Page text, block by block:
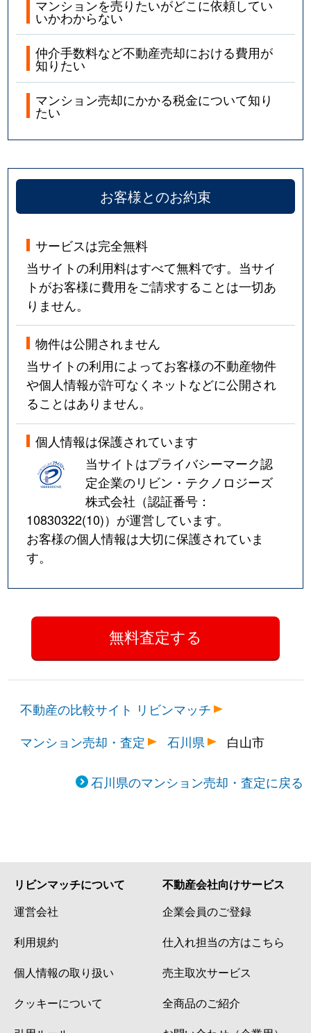
マンションを売りたいがどこに依頼してい
いかわからない
仲介手数料など不動産売却における費用が
知りたい
マンション売却にかかる税金について知り
たい
お客様とのお約束
サービスは完全無料
当サイトの利用料はすべて無料です。当サイ
トがお客様に費用をご請求することは一切あ
りません。
物件は公開されません
当サイトの利用によってお客様の不動産物件
や個人情報が許可なくネットなどに公開され
ることはありません。
個人情報は保護されています
当サイトはプライバシーマーク認
定企業のリビン・テクノロジーズ
株式会社（認証番号：
10830322(10)）が運営しています。
お客様の個人情報は大切に保護されていま
す。
不動産の比較サイト リビンマッチ
マンション売却・査定
石川県 白山市
石川県のマンション売却・査定に戻る
リビンマッチについて
運営会社
利用規約
個人情報の取り扱い
クッキーについて
不動産会社向けサービス
企業会員のご登録
仕入れ担当の方はこちら
売主取次サービス
全商品のご紹介